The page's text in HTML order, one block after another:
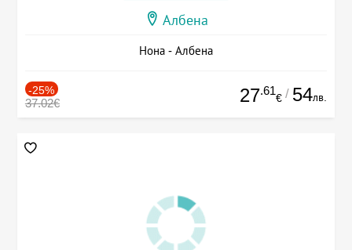
Албена
Нона - Албена
-25%
37.02€ 27.61
€ / 54лв.